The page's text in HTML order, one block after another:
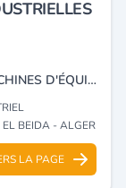
IMPORTATION ET DISTRIBUTION DE MACHINES D'ÉQUIPEMENTS INDUSTRIELS.
BEIDA - ALGER
LA PAGE